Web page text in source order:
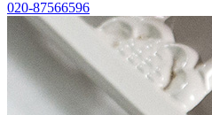
020-87566596